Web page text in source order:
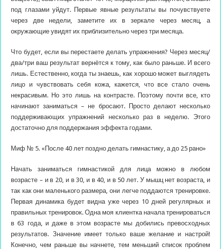
под глазами уйдут. Первые явные результаты вы почувствуете
через две недели, заметите их в зеркале через месяц, а
окружающие увидят их приблизительно через три месяца.
Что будет, если вы перестаете делать упражнения? Через месяц/
два/три ваш результат вернётся к тому, как было раньше. И всего
лишь. Естественно, когда ты знаешь, как хорошо может выглядеть
лицо и чувствовать себя кожа, кажется, что все стало очень
некрасивым. Но это лишь на контрасте. Поэтому почти все, кто
начинают заниматься – не бросают. Просто делают несколько
поддерживающих упражнений несколько раз в неделю. Этого
достаточно для поддержания эффекта годами.
Миф № 5. «После 40 лет поздно делать гимнастику, а до 25 рано»
Начать заниматься гимнастикой для лица можно в любом
возрасте – и в 20, и в 30, и в 40, и в 50 лет. У мышц нет возраста, и
так как они маленького размера, они легче поддаются тренировке.
Первая динамика будет видна уже через 10 дней регулярных и
правильных тренировок. Одна моя клиентка начала тренироваться
в 63 года, и даже в этом возрасте мы добились превосходных
результатов. Значение имеет только ваше желание и настрой!
Конечно, чем раньше вы начнете, тем меньший список проблем